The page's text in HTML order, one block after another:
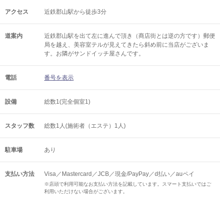
アクセス 近鉄郡山駅から徒歩3分
道案内
近鉄郡山駅を出て左に進んで頂き（商店街とは逆の方です）郵便
局を越え、美容室テルが見えてきたら斜め前に当店がございま
す。お隣がサンドイッチ屋さんです。
電話 番号を表示
設備 総数1(完全個室1)
スタッフ数 総数1人(施術者（エステ）1人)
駐車場 あり
支払い方法 Visa／Mastercard／JCB／現金/PayPay／d払い／auペイ
※店頭で利用可能なお支払い方法を記載しています。スマート支払いではご
利用いただけない場合がございます。